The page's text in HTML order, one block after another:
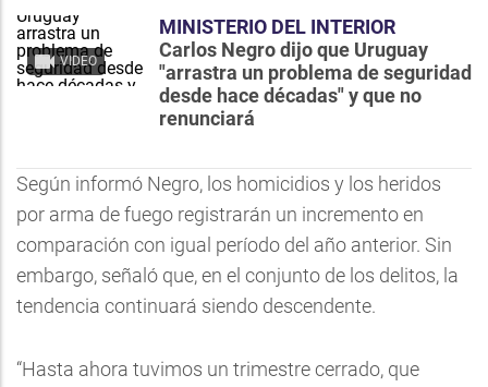
VIDEO
MINISTERIO DEL INTERIOR
Carlos Negro dijo que Uruguay
"arrastra un problema de seguridad
desde hace décadas" y que no
renunciará
Según informó Negro, los homicidios y los heridos
por arma de fuego registrarán un incremento en
comparación con igual período del año anterior. Sin
embargo, señaló que, en el conjunto de los delitos, la
tendencia continuará siendo descendente.
“Hasta ahora tuvimos un trimestre cerrado, que